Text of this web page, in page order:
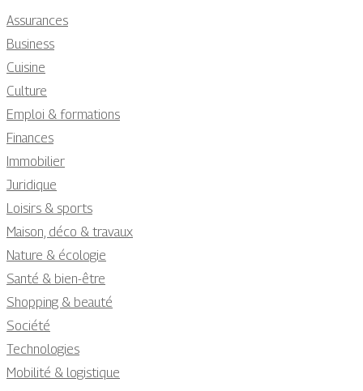
Assurances
Business
Cuisine
Culture
Emploi & formations
Finances
Immobilier
Juridique
Loisirs & sports
Maison, déco & travaux
Nature & écologie
Santé & bien-être
Shopping & beauté
Société
Technologies
Mobilité & logistique